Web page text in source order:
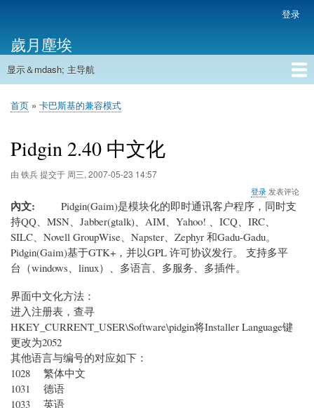
主
内
帐
户
菜
单
登录
歲月塵埃
主
航
显示＆mdash; 主导航
首页
面
屑
首页 卡巴斯基的兼容模式
Pidgin 2.40 中文化
由 铁兵提交于 周三, 2007-05-23 14:57
登录 发表评论
內文
Pidgin(Gaim)是模块化的即时通讯客户程序，同时支
持QQ、MSN、Jabber(gtalk)、AIM、Yahoo! 、ICQ、IRC、
SILC、Novell GroupWise、Napster、Zephyr 和Gadu-Gadu。
Pidgin(Gaim)基于GTK+，并以GPL 许可协议发行。 支持多平
台（windows、linux）、多语言、多服务、多插件。
界面中文化方法：
进入注册表，查寻
HKEY_CURRENT_USER\Software\pidgin将Installer Language键
更改为2052
其他语言与编号的对应如下：
1028 繁体中文
1031 德语
1033 英语